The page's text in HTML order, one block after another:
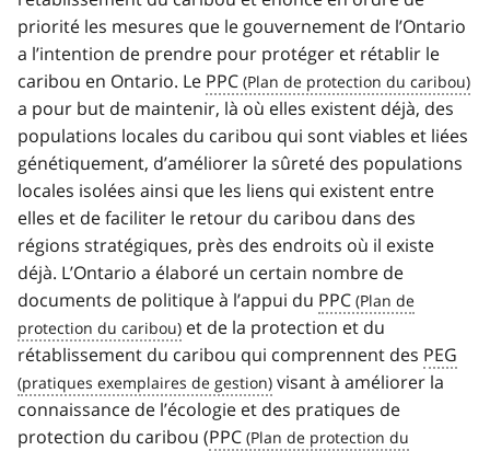
priorité les mesures que le gouvernement de l’Ontario
a l’intention de prendre pour protéger et rétablir le
caribou en Ontario. Le PPC
a pour but de maintenir, là où elles existent déjà, des
populations locales du caribou qui sont viables et liées
génétiquement, d’améliorer la sûreté des populations
locales isolées ainsi que les liens qui existent entre
elles et de faciliter le retour du caribou dans des
régions stratégiques, près des endroits où il existe
déjà. L’Ontario a élaboré un certain nombre de
documents de politique à l’appui du PPC
et de la protection et du
rétablissement du caribou qui comprennent des PEG
visant à améliorer la
connaissance de l’écologie et des pratiques de
protection du caribou (PPC